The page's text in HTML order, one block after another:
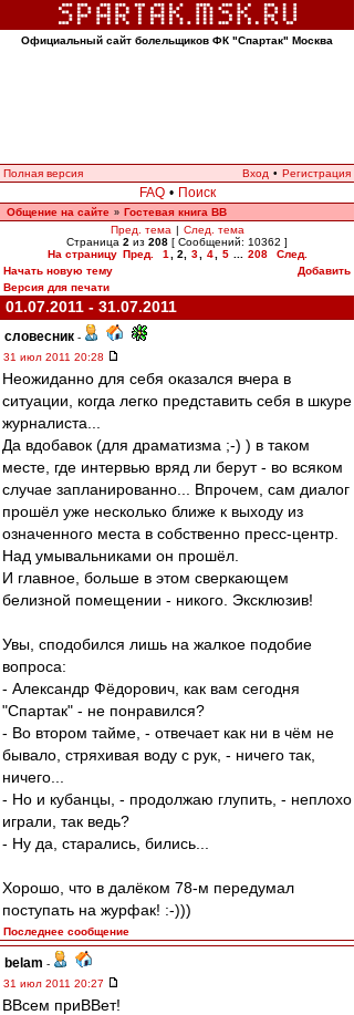
Официальный сайт болельщиков ФК "Спартак" Москва
Полная версия Вход • Регистрация
FAQ • Поиск
Общение на сайте » Гостевая книга ВВ
Пред. тема | След. тема
Страница 2 из 208 [ Сообщений: 10362 ]
На страницу Пред. 1 2 3 4 5 208
След.
Начать новую тему
Добавить
Версия для печати
01.07.2011 - 31.07.2011
словесник -
31 июл 2011 20:28
Неожиданно для себя оказался вчера в
ситуации, когда легко представить себя в шкуре
журналиста...
Да вдобавок (для драматизма ;-) ) в таком
месте, где интервью вряд ли берут - во всяком
случае запланированно... Впрочем, сам диалог
прошёл уже несколько ближе к выходу из
означенного места в собственно пресс-центр.
Над умывальниками он прошёл.
И главное, больше в этом сверкающем
белизной помещении - никого. Эксклюзив!
Увы, сподобился лишь на жалкое подобие
вопроса:
- Александр Фёдорович, как вам сегодня
"Спартак" - не понравился?
- Во втором тайме, - отвечает как ни в чём не
бывало, стряхивая воду с рук, - ничего так,
ничего...
- Но и кубанцы, - продолжаю глупить, - неплохо
играли, так ведь?
- Ну да, старались, бились...
Хорошо, что в далёком 78-м передумал
поступать на журфак! :-)))
Последнее сообщение
belam -
31 июл 2011 20:27
ВВсем приВВет!